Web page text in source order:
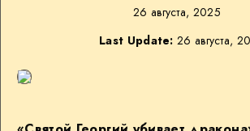
26 августа, 2025
Last Update: 26 августа,